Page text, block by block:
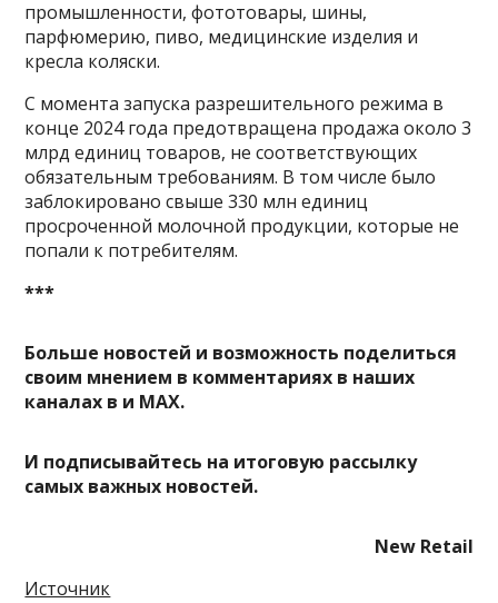
промышленности, фототовары, шины,
парфюмерию, пиво, медицинские изделия и
кресла коляски.
С момента запуска разрешительного режима в
конце 2024 года предотвращена продажа около 3
млрд единиц товаров, не соответствующих
обязательным требованиям. В том числе было
заблокировано свыше 330 млн единиц
просроченной молочной продукции, которые не
попали к потребителям.
***
Больше новостей и возможность поделиться
своим мнением в комментариях в наших
каналах в и MAX.
И подписывайтесь на итоговую рассылку
самых важных новостей.
New Retail
Источник